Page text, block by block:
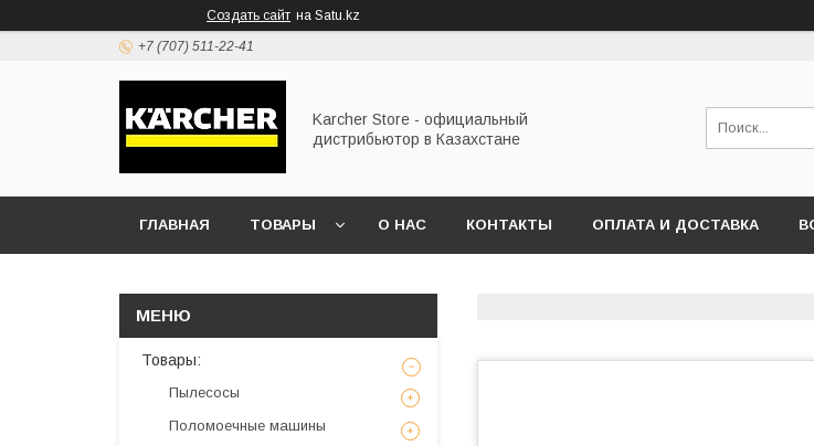
Создать сайт на Satu.kz
+7 (707) 511-22-41
Karcher Store - официальный
дистрибьютор в Казахстане
ГЛАВНАЯ ТОВАРЫ О НАС КОНТАКТЫ ОПЛАТА И ДОСТАВКА
Товары:
Пылесосы
Поломоечные машины